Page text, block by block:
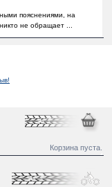
пояснениями, на
не обращает ...
Корзина пуста.